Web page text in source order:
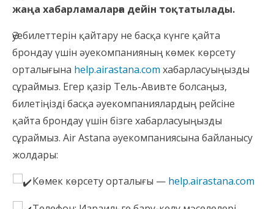
жаңа хабарламаларға дейін тоқтатылады.
Әуебилеттерін қайтару не басқа күнге қайта
брондау үшін әуекомпанияның көмек көрсету
орталығына help.airastana.com хабарласуыңызды
сұраймыз. Егер қазір Тель-Авивте болсаңыз,
билетіңізді басқа әуекомпаниялардың рейсіне
қайта брондау үшін бізге хабарласуыңызды
сұраймыз. Air Astana әуекомпаниясына байланысу
жолдары:
Көмек көрсету орталығы — help.airastana.com